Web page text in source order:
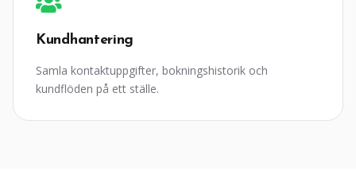
Kundhantering
Samla kontaktuppgifter, bokningshistorik och
kundflöden på ett ställe.